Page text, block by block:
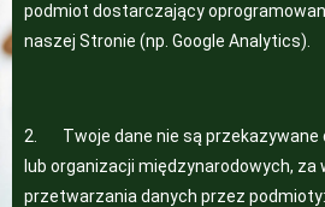
podmiot dostarczający
naszej Stronie (np. Google Analytics).
2. Twoje dane nie są przekazywane
lub organizacji międzynarodowych,
przetwarzania danych przez podmioty: